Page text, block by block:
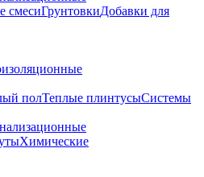
смесиГрунтовкиДобавки для
полТеплые плинтусыСистемы
Химические